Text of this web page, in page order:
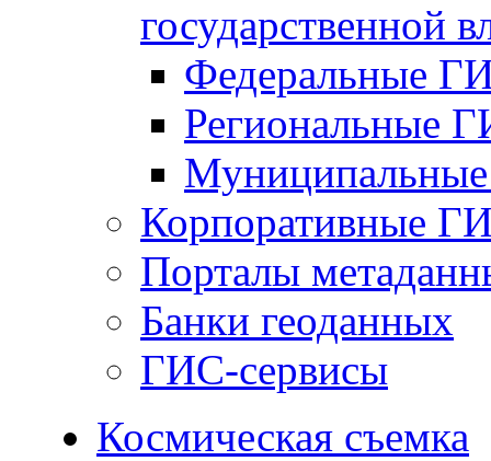
государственной
Федеральные
Региональные
Корпоративные
Порталы
Банки геоданных
ГИС-сервисы
Космическая съемка